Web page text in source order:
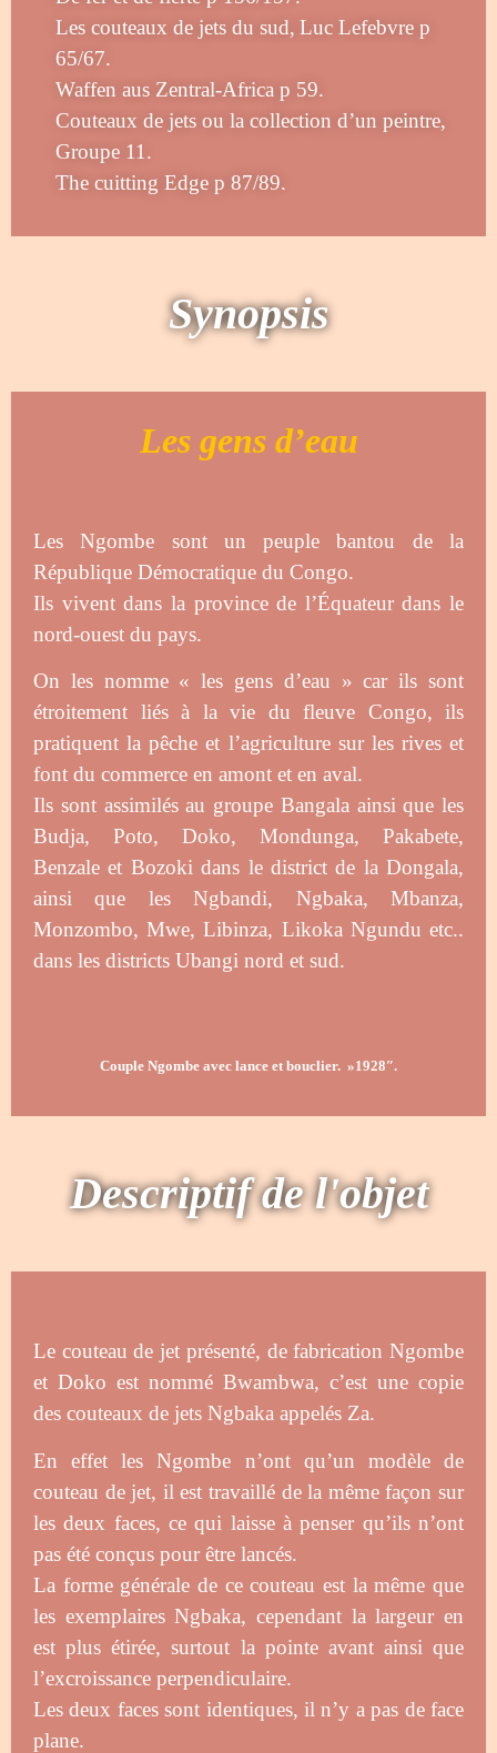
Les couteaux de jets du sud, Luc Lefebvre p
65/67.
Waffen aus Zentral-Africa p 59.
Couteaux de jets ou la collection d’un peintre,
Groupe 11.
The cuitting Edge p 87/89.
Synopsis
Les gens d’eau
Les Ngombe sont un peuple bantou de la
République Démocratique du Congo.
Ils vivent dans la province de l’Équateur dans le
nord-ouest du pays.
On les nomme « les gens d’eau » car ils sont
étroitement liés à la vie du fleuve Congo, ils
pratiquent la pêche et l’agriculture sur les rives et
font du commerce en amont et en aval.
Ils sont assimilés au groupe Bangala ainsi que les
Budja, Poto, Doko, Mondunga, Pakabete,
Benzale et Bozoki dans le district de la Dongala,
ainsi que les Ngbandi, Ngbaka, Mbanza,
Monzombo, Mwe, Libinza, Likoka Ngundu etc..
dans les districts Ubangi nord et sud.
Couple Ngombe avec lance et bouclier. »1928″.
Descriptif de l'objet
Le couteau de jet présenté, de fabrication Ngombe
et Doko est nommé Bwambwa, c’est une copie
des couteaux de jets Ngbaka appelés Za.
En effet les Ngombe n’ont qu’un modèle de
couteau de jet, il est travaillé de la même façon sur
les deux faces, ce qui laisse à penser qu’ils n’ont
pas été conçus pour être lancés.
La forme générale de ce couteau est la même que
les exemplaires Ngbaka, cependant la largeur en
est plus étirée, surtout la pointe avant ainsi que
l’excroissance perpendiculaire.
Les deux faces sont identiques, il n’y a pas de face
plane.